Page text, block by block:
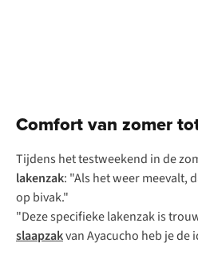
Comfort van zomer
Tijdens het testweekend in de
lakenzak: "Als het weer meevalt,
op bivak."
"Deze specifieke lakenzak is
slaapzakvan Ayacucho heb je